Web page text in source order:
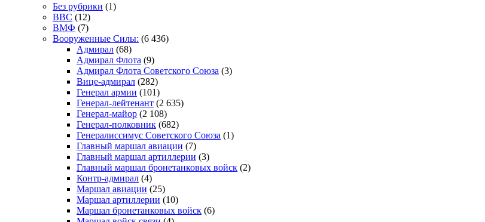
Без рубрики (1)
ВВС (12)
ВМФ (7)
Вооруженные Силы: (6 436)
Адмирал (68)
Адмирал Флота (9)
Адмирал Флота Советского Союза (3)
Вице-адмирал (282)
Генерал армии (101)
Генерал-лейтенант (2 635)
Генерал-майор (2 108)
Генерал-полковник (682)
Генералиссимус Советского Союза (1)
Главный маршал авиации (7)
Главный маршал артиллерии (3)
Главный маршал бронетанковых войск (2)
Контр-адмирал (4)
Маршал авиации (25)
Маршал артиллерии (10)
Маршал бронетанковых войск (6)